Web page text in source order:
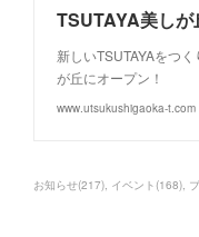
TSUTAYA美しが
新しいTSUTAYAをつ
が丘にオープン！
www.utsukushigaoka-t.com
お知らせ(217) イベント (168)